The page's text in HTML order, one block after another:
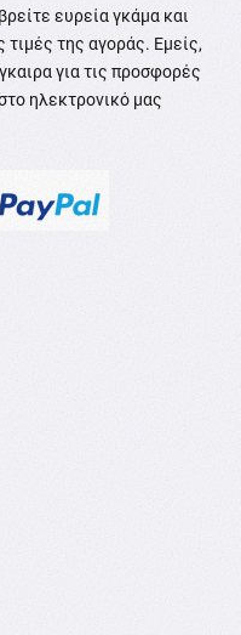
ευρεία γκάμα και
της αγοράς. Εμείς,
για τις προσφορές
ηλεκτρονικό μας